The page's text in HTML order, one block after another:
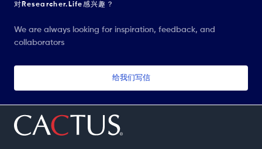
对Researcher.Life感兴趣？
We are always looking for inspiration, feedback, and
collaborators
给我们写信